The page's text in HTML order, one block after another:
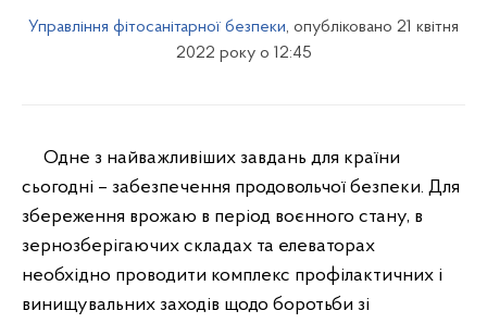
Управління фітосанітарної безпеки, опубліковано 21 квітня
2022 року о 12:45
Одне з найважливіших завдань для країни
сьогодні – забезпечення продовольчої безпеки. Для
збереження врожаю в період воєнного стану, в
зернозберігаючих складах та елеваторах
необхідно проводити комплекс профілактичних і
винищувальних заходів щодо боротьби зі